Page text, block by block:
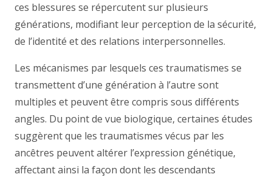
ces blessures se répercutent sur plusieurs
générations, modifiant leur perception de la sécurité,
de l’identité et des relations interpersonnelles.
Les mécanismes par lesquels ces traumatismes se
transmettent d’une génération à l’autre sont
multiples et peuvent être compris sous différents
angles. Du point de vue biologique, certaines études
suggèrent que les traumatismes vécus par les
ancêtres peuvent altérer l’expression génétique,
affectant ainsi la façon dont les descendants